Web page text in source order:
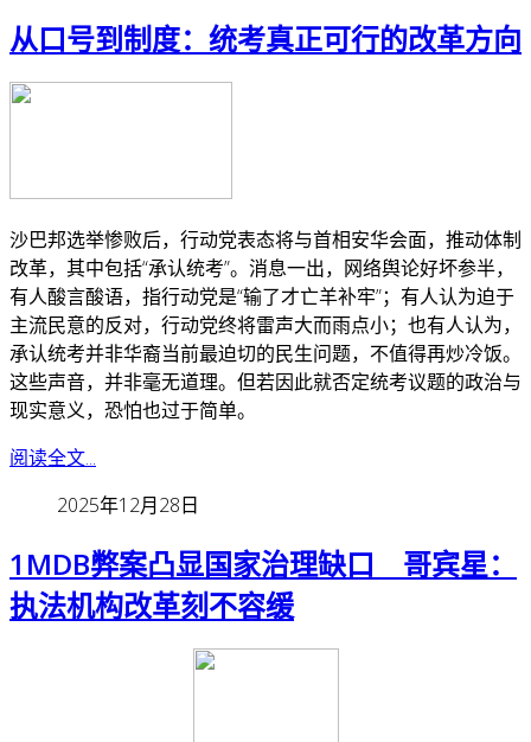
从口号到制度：统考真正可行的改革方向
沙巴邦选举惨败后，行动党表态将与首相安华会面，推动体制
改革，其中包括“承认统考”。消息一出，网络舆论好坏参半，
有人酸言酸语，指行动党是“输了才亡羊补牢”；有人认为迫于
主流民意的反对，行动党终将雷声大而雨点小；也有人认为，
承认统考并非华裔当前最迫切的民生问题，不值得再炒冷饭。
这些声音，并非毫无道理。但若因此就否定统考议题的政治与
现实意义，恐怕也过于简单。
阅读全文...
2025年12月28日
1MDB弊案凸显国家治理缺口 哥宾星：
执法机构改革刻不容缓